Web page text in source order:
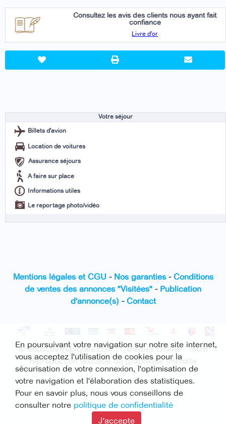
Consultez les avis des clients nous ayant fait
confiance
Livre d'or
Votre séjour
Billets d'avion
Location de voitures
Assurance séjours
A faire sur place
Informations utiles
Le reportage photo/vidéo
Mentions légales et CGU - Nos garanties- Conditions
de ventes des annonces "Visitées" - Publication
d'annonce(s) - Contact
© SousLesTropiques.com - Caraïbes Online - Toute
reproduction textuelle ou graphique interdite
En poursuivant votre navigation sur notre site internet,
vous acceptez l'utilisation de cookies pour la
sécurisation de votre connexion, l'optimisation de
votre navigation et l'élaboration des statistiques.
Pour en savoir plus, nous vous conseillons de
consulter notre politique de confidentialité
J'accepte